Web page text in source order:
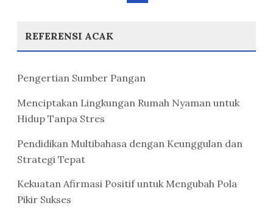
REFERENSI ACAK
Pengertian Sumber Pangan
Menciptakan Lingkungan Rumah Nyaman untuk
Hidup Tanpa Stres
Pendidikan Multibahasa dengan Keunggulan dan
Strategi Tepat
Kekuatan Afirmasi Positif untuk Mengubah Pola
Pikir Sukses